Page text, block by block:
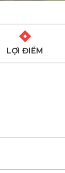
LỢI ĐIỂM